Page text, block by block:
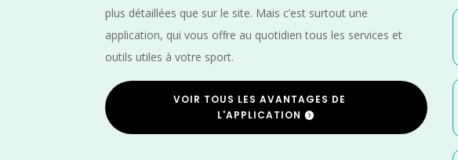
plus détaillées que sur le site. Mais c’est surtout une
application, qui vous offre au quotidien tous les services et
outils utiles à votre sport.
VOIR TOUS LES AVANTAGES DE
L'APPLICATION